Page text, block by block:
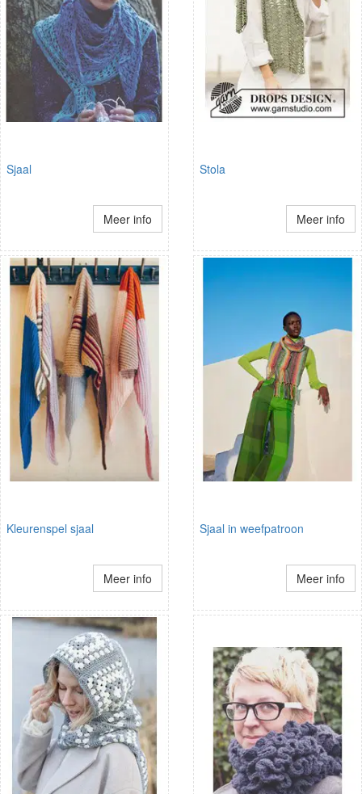
Sjaal
Meer info
Stola
Meer info
Kleurenspel sjaal
Meer info
Sjaal in weefpatroon
Meer info